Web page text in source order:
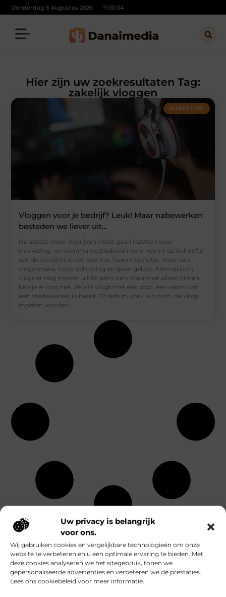
Uw privacy is belangrijk
voor ons.
Wij gebruiken cookies en vergelijkbare technologieën om onze
website te verbeteren en u een optimale ervaring te bieden. Met
deze cookies analyseren we het sitegebruik, tonen we
gepersonaliseerde advertenties en verbeteren we de prestaties.
Lees ons cookiebeleid voor meer informatie.
Donderdag 6 Augustus 2026 11:00:34
Hier zijn uw zoekresultaten Tag:
zakelijk vloggen
MARKETING
Vloggen voor je bedrijf? Leuk! Maar nabewerken
besteden we liever uit…
Nu steeds meer bedrijven video gaan inzetten voor
marketing- en communicatiedoeleinden, neemt de behoefte
aan de kwaliteit ervan ook toe. Geen mobieltje, maar een
vlogcamera. Extra belichting en goed geluid. Allemaal om
vlogs er nog mooier uit te laten zien. Maar met alleen filmen
ben je er nog niet. Je wilt vlogs met een logo, een naam van
een medewerker in beeld. Of zelfs muziek. Kortom, de vlogs
moeten worden
Alle
onderwerpen
Aanbiedingen
Afvalverwerking
Architectuur
Fotografie
Gezondheid
Hobby en vrije
tijd
Horeca
Telefonie
Testing
Tuin en